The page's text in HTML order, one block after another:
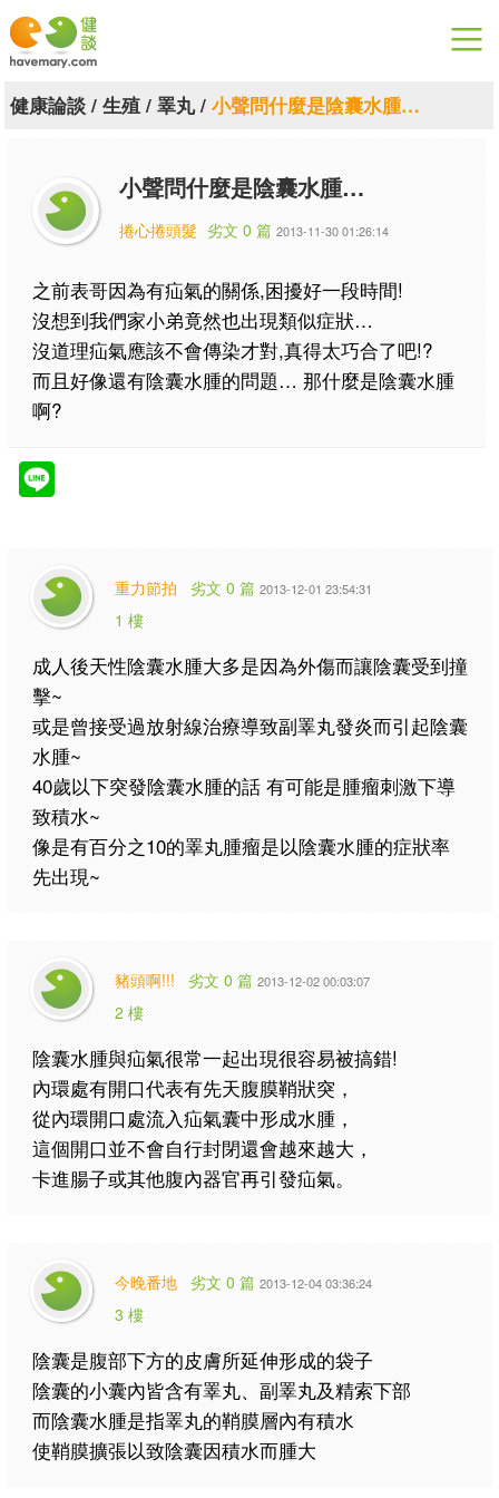
漫漫健康
關於健談
聯絡我們
下載專區
健康論談/ 生殖/ 睪丸/ 小聲問什麼是陰囊水腫…
小聲問什麼是陰囊水腫…
捲心捲頭髮 劣文 0 篇 2013-11-30 01:26:14
之前表哥因為有疝氣的關係,困擾好一段時間!
沒想到我們家小弟竟然也出現類似症狀…
沒道理疝氣應該不會傳染才對,真得太巧合了吧!?
而且好像還有陰囊水腫的問題… 那什麼是陰囊水腫
啊?
重力節拍 劣文 0 篇 2013-12-01 23:54:31
1 樓
成人後天性陰囊水腫大多是因為外傷而讓陰囊受到撞
擊~
或是曾接受過放射線治療導致副睪丸發炎而引起陰囊
水腫~
40歲以下突發陰囊水腫的話 有可能是腫瘤刺激下導
致積水~
像是有百分之10的睪丸腫瘤是以陰囊水腫的症狀率
先出現~
豬頭啊!!! 劣文 0 篇 2013-12-02 00:03:07
2 樓
陰囊水腫與疝氣很常一起出現很容易被搞錯!
內環處有開口代表有先天腹膜鞘狀突，
從內環開口處流入疝氣囊中形成水腫，
這個開口並不會自行封閉還會越來越大，
卡進腸子或其他腹內器官再引發疝氣。
今晚番地 劣文 0 篇 2013-12-04 03:36:24
3 樓
陰囊是腹部下方的皮膚所延伸形成的袋子
陰囊的小囊內皆含有睪丸、副睪丸及精索下部
而陰囊水腫是指睪丸的鞘膜層內有積水
使鞘膜擴張以致陰囊因積水而腫大